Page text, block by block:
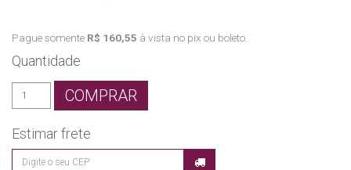
Pague somente R$ 160,55 à vista no pix ou boleto.
Quantidade
COMPRAR
Estimar frete